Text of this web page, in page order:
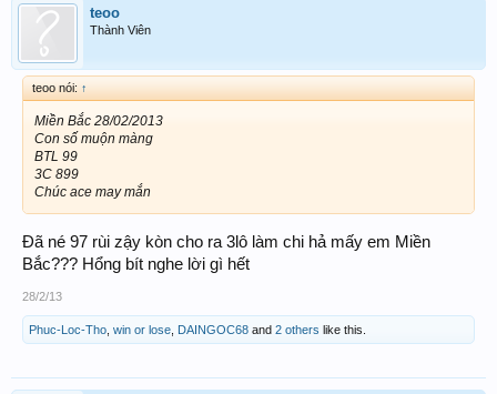
teoo
Thành Viên
teoo nói: ↑
Miền Bắc 28/02/2013
Con số muộn màng
BTL 99
3C 899
Chúc ace may mắn
Đã né 97 rùi zậy kòn cho ra 3lô làm chi hả mấy em Miền
Bắc??? Hổng bít nghe lời gì hết
28/2/13
Phuc-Loc-Tho win or lose DAINGOC68 and 2 others like this.